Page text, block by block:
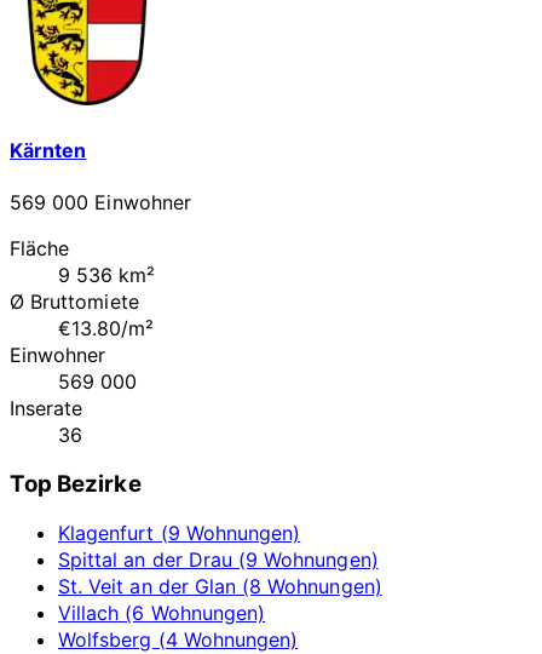
Kärnten
569 000 Einwohner
Fläche
9 536 km²
Ø Bruttomiete
€13.80/m²
Einwohner
569 000
Inserate
36
Top Bezirke
Klagenfurt (9 Wohnungen)
Spittal an der Drau (9 Wohnungen)
St. Veit an der Glan (8 Wohnungen)
Villach (6 Wohnungen)
Wolfsberg (4 Wohnungen)